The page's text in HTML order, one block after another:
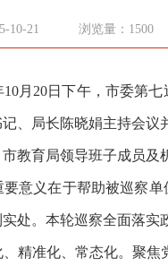
10-21 浏览量：1500
月20日下午，市委第
、局长陈晓娟主持会议
教育局领导班子成员及
意义在于帮助被巡察
处。本轮巡察全面落实
精准化、常态化。聚